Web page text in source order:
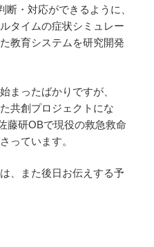
・対応ができるように、
タイムの症状シミュレー
教育システムを研究開発
まったばかりですが、
共創プロジェクトにな
藤研OBで現役の救急救命
っています。
、また後日お伝えする予